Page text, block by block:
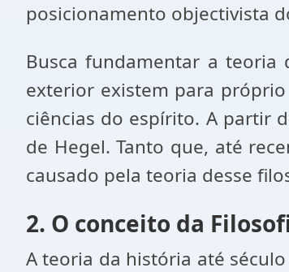
posicionamento objectivista
Busca fundamentar a teoria
exterior existem para
ciências do espírito. A partir
de Hegel. Tanto que, até
causado pela teoria desse
2. O conceito da
A teoria da história até